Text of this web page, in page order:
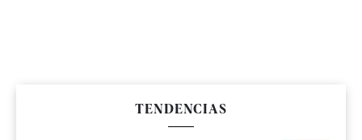
TENDENCIAS